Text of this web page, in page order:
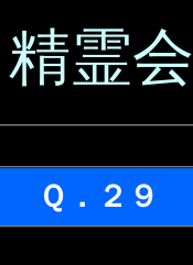
精霊会
Ｑ．２９